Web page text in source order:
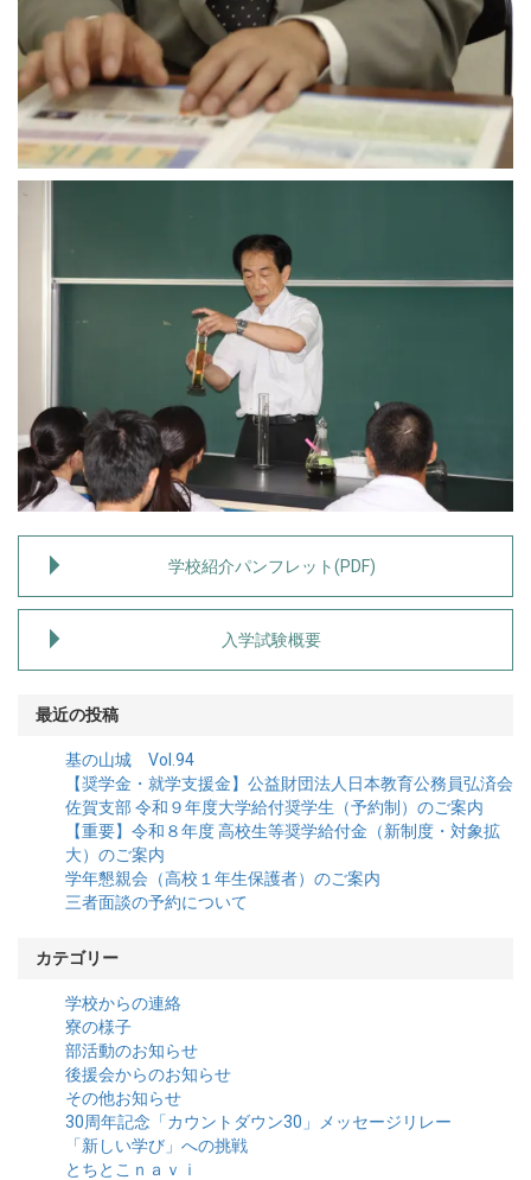
学校紹介パンフレット(PDF)
入学試験概要
最近の投稿
基の山城 Vol.94
【奨学金・就学支援金】公益財団法人日本教育公務員弘済会
佐賀支部 令和９年度大学給付奨学生（予約制）のご案内
【重要】令和８年度 高校生等奨学給付金（新制度・対象拡
大）のご案内
学年懇親会（高校１年生保護者）のご案内
三者面談の予約について
カテゴリー
学校からの連絡
寮の様子
部活動のお知らせ
後援会からのお知らせ
その他お知らせ
30周年記念「カウントダウン30」メッセージリレー
「新しい学び」への挑戦
とちとこｎａｖｉ